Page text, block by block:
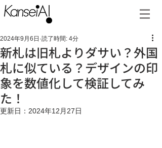
新札は旧札よりダサい？外国
札に似ている？デザインの印
象を数値化して検証してみ
た！
2024年9月6日 読了時間: 4分
更新日： 2024年12月27日